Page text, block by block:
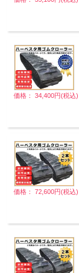
価格： 34,400円(税込)
価格： 72,600円(税込)